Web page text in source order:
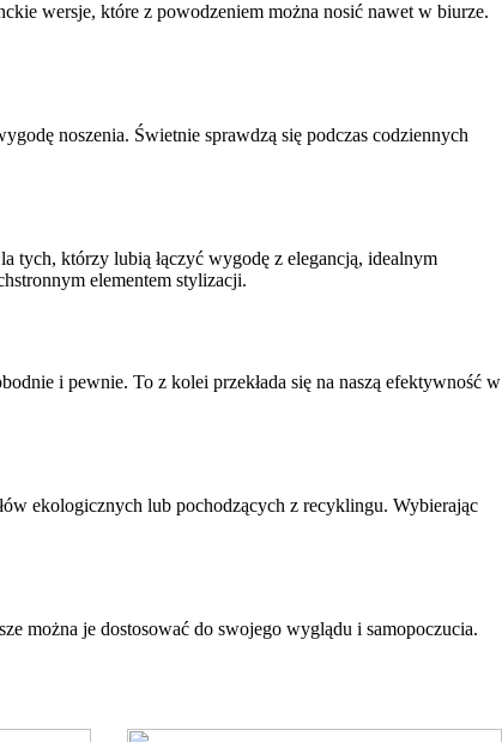
wersje, które z powodzeniem można nosić nawet w biurze.
noszenia. Świetnie sprawdzą się podczas codziennych
tych, którzy lubią łączyć wygodę z elegancją, idealnym
elementem stylizacji.
i pewnie. To z kolei przekłada się na naszą efektywność w
ekologicznych lub pochodzących z recyklingu. Wybierając
można je dostosować do swojego wyglądu i samopoczucia.